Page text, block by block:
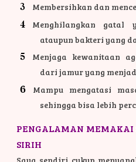
Membersihkan dan
Menghilangkan gatal
ataupun bakteri yang
Menjaga kewanitaan
dari jamur yang
Mampu mengatasi
sehingga bisa lebih
PENGALAMAN MEMAKAI
SIRIH
Saya sendiri cukup